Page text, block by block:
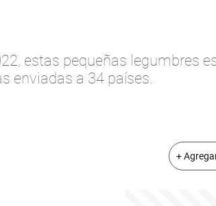
estas pequeñas legumbres
enviadas a 34 países.
+